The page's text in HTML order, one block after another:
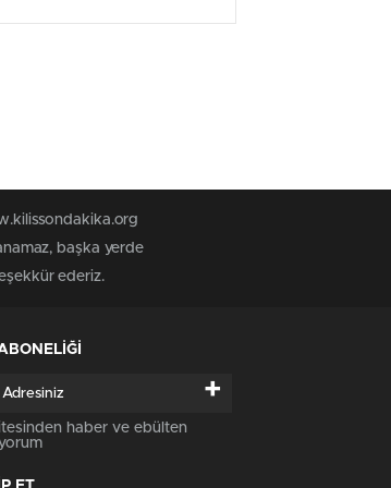
başka yerde
ederiz.
+
haber ve ebülten